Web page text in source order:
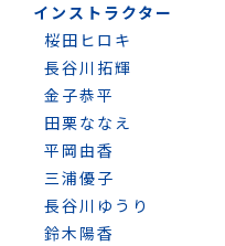
インストラクター
桜田ヒロキ
長谷川拓輝
金子恭平
田栗ななえ
平岡由香
三浦優子
長谷川ゆうり
鈴木陽香